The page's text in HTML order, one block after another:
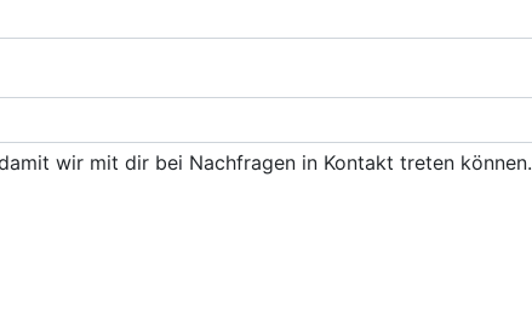
wir mit dir bei Nachfragen in Kontakt treten können.